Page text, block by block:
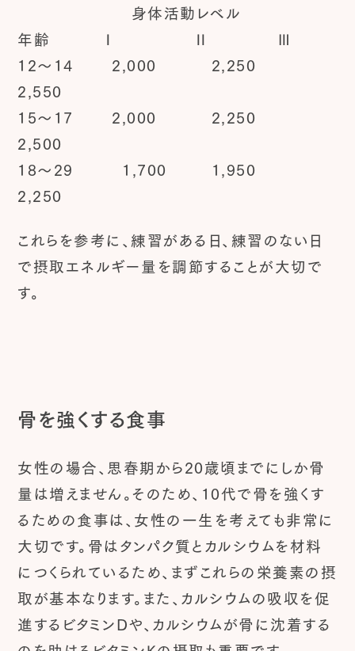
身体活動レベル
年齢 Ⅰ Ⅱ Ⅲ
12～14 2,000 2,250
2,550
15～17 2,000 2,250
2,500
18～29 1,700 1,950
2,250
これらを参考に、練習がある日、練習のない日
で摂取エネルギー量を調節することが大切で
す。
骨を強くする食事
女性の場合、思春期から20歳頃までにしか骨
量は増えません。そのため、10代で骨を強くす
るための食事は、女性の一生を考えても非常に
大切です。骨はタンパク質とカルシウムを材料
につくられているため、まずこれらの栄養素の摂
取が基本なります。また、カルシウムの吸収を促
進するビタミンDや、カルシウムが骨に沈着する